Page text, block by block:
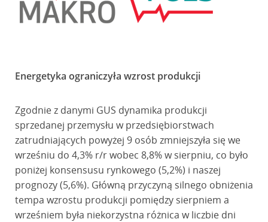
Energetyka ograniczyła wzrost produkcji
Zgodnie z danymi GUS dynamika produkcji
sprzedanej przemysłu w przedsiębiorstwach
zatrudniających powyżej 9 osób zmniejszyła się we
wrześniu do 4,3% r/r wobec 8,8% w sierpniu, co było
poniżej konsensusu rynkowego (5,2%) i naszej
prognozy (5,6%). Główną przyczyną silnego obniżenia
tempa wzrostu produkcji pomiędzy sierpniem a
wrześniem była niekorzystna różnica w liczbie dni